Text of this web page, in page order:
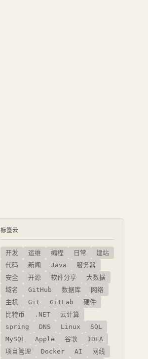
标签云
开发 运维 编程 日常
建站
代码
新闻 Java
服务器
安全
开源 软件分享
大数据
域名
GitHub 数据库
网络
主机
Git GitLab
硬件
比特币
.NET
云计算
spring
DNS Linux
SQL
MySQL
Apple 谷歌
IDEA
项目管理
Docker AI
网线